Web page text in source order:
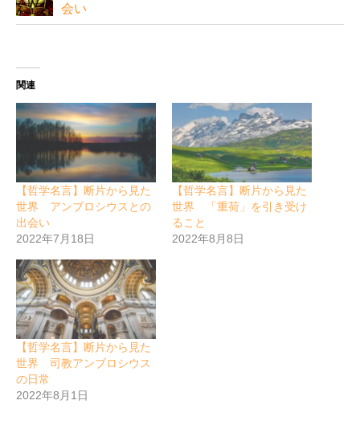
会い
関連
【哲学名言】断片から見た
世界 アンブロシウスとの
出会い
2022年7月18日
【哲学名言】断片から見た
世界 「重荷」を引き受け
ること
2022年8月8日
【哲学名言】断片から見た
世界 司教アンブロシウス
の日常
2022年8月1日